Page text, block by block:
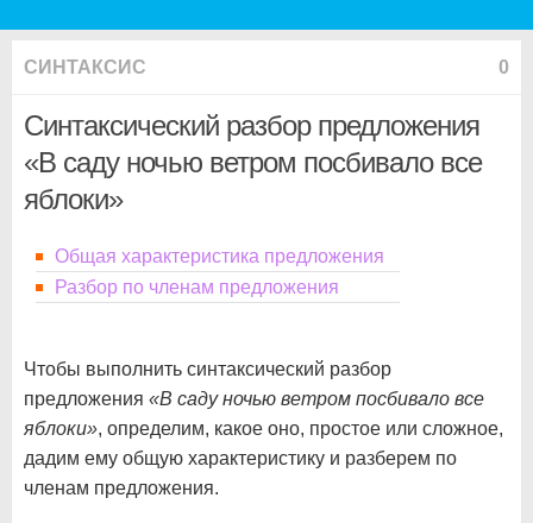
СИНТАКСИС 0
Синтаксический разбор предложения
«В саду ночью ветром посбивало все
яблоки»
Общая характеристика предложения
Разбор по членам предложения
Чтобы выполнить синтаксический разбор
предложения «В саду ночью ветром посбивало все
яблоки», определим, какое оно, простое или сложное,
дадим ему общую характеристику и разберем по
членам предложения.